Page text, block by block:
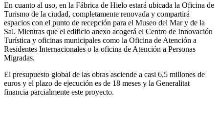
En cuanto al uso, en la Fábrica de Hielo estará ubicada la Oficina de
Turismo de la ciudad, completamente renovada y compartirá
espacios con el punto de recepción para el Museo del Mar y de la
Sal. Mientras que el edificio anexo acogerá el Centro de Innovación
Turística y oficinas municipales como la Oficina de Atención a
Residentes Internacionales o la oficina de Atención a Personas
Migradas.
El presupuesto global de las obras asciende a casi 6,5 millones de
euros y el plazo de ejecución es de 18 meses y la Generalitat
financia parcialmente este proyecto.